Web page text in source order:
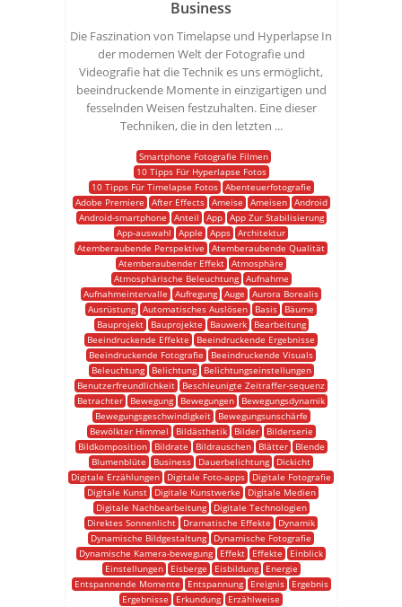
Business
Die Faszination von Timelapse und Hyperlapse In
der modernen Welt der Fotografie und
Videografie hat die Technik es uns ermöglicht,
beeindruckende Momente in einzigartigen und
fesselnden Weisen festzuhalten. Eine dieser
Techniken, die in den letzten ...
Smartphone Fotografie Filmen
10 Tipps Für Hyperlapse Fotos
10 Tipps Für Timelapse Fotos
Abenteuerfotografie
Adobe Premiere
After Effects Ameise Ameisen
Android
Android-smartphone
Anteil App
App Zur Stabilisierung
App-auswahl
Apple Apps Architektur
Atemberaubende Perspektive
Atemberaubende Qualität
Atemberaubender Effekt Atmosphäre
Atmosphärische Beleuchtung
Aufnahme
Aufnahmeintervalle
Aufregung Auge
Aurora Borealis
Ausrüstung Automatisches Auslösen Basis
Bäume
Bauprojekt
Bauprojekte Bauwerk
Bearbeitung
Beeindruckende Effekte
Beeindruckende Ergebnisse
Beeindruckende Fotografie
Beeindruckende Visuals
Beleuchtung
Belichtung
Belichtungseinstellungen
Benutzerfreundlichkeit
Beschleunigte Zeitraffer-sequenz
Betrachter
Bewegung Bewegungen
Bewegungsdynamik
Bewegungsgeschwindigkeit
Bewegungsunschärfe
Bewölkter Himmel
Bildästhetik Bilder
Bilderserie
Bildkomposition
Bildrate Bildrauschen Blätter
Blende
Blumenblüte
Business Dauerbelichtung
Dickicht
Digitale Erzählungen
Digitale Foto-apps
Digitale Fotografie
Digitale Kunst
Digitale Kunstwerke
Digitale Medien
Digitale Nachbearbeitung
Digitale Technologien
Direktes Sonnenlicht
Dramatische Effekte
Dynamik
Dynamische Bildgestaltung
Dynamische Fotografie
Dynamische Kamera-bewegung
Effekt Effekte
Einblick
Einstellungen
Eisberge Eisbildung
Energie
Entspannende Momente
Entspannung Ereignis
Ergebnis
Ergebnisse
Erkundung
Erzählweise